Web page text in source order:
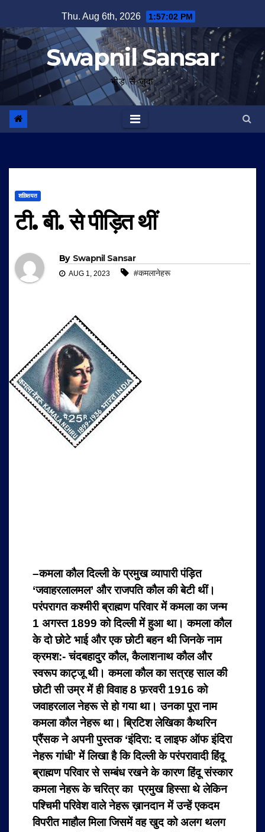
to
content
Thu. Aug 6th, 2026 1:57:03 PM
Swapnil Sansar
भीड़ से जुदा
शख़्सियत
टी. बी. से पीड़ित थीं
By Swapnil Sansar
AUG 1, 2023 #कमलानेहरू
–कमला कौल दिल्ली के प्रमुख व्यापारी पंड़ित
‘जवाहरलालमल’ और राजपति कौल की बेटी थीं।
परंपरागत कश्मीरी ब्राह्मण परिवार में कमला का जन्म
1 अगस्त 1899 को दिल्ली में हुआ था। कमला कौल
के दो छोटे भाई और एक छोटी बहन थी जिनके नाम
क्रमश:- चंदबहादुर कौल, कैलाशनाथ कौल और
स्वरूप काट्जू थी। कमला कौल का सत्रह साल की
छोटी सी उम्र में ही विवाह 8 फ़रवरी 1916 को
जवाहरलाल नेहरू से हो गया था। उनका पूरा नाम
कमला कौल नेहरू था। ब्रिटिश लेखिका कैथरिन
प्रैंसक ने अपनी पुस्तक ‘इंदिरा: द लाइफ ऑफ इंदिरा
नेहरू गांधी’ में लिखा है कि दिल्ली के परंपरावादी हिंदू
ब्राह्मण परिवार से सम्बंध रखने के कारण हिंदू संस्कार
कमला नेहरू के चरित्र का प्रमुख हिस्सा थे लेकिन
पश्चिमी परिवेश वाले नेहरू ख़ानदान में उन्हें एकदम
विपरीत माहौल मिला जिसमें वह खुद को अलग थलग